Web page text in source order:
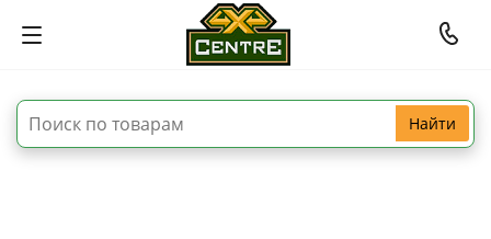
Найти